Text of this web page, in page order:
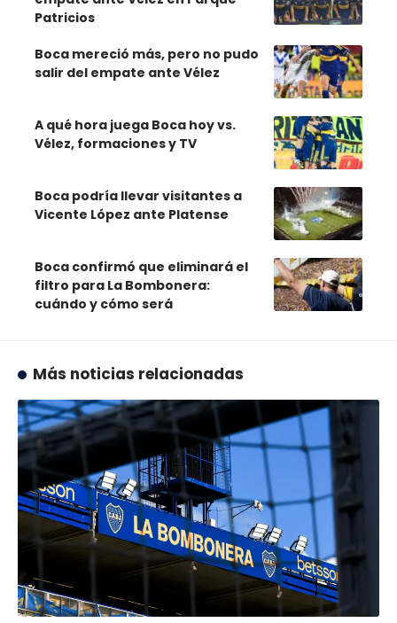
Patricios
Boca mereció más, pero no pudo
salir del empate ante Vélez
A qué hora juega Boca hoy vs.
Vélez, formaciones y TV
Boca podría llevar visitantes a
Vicente López ante Platense
Boca confirmó que eliminará el
filtro para La Bombonera:
cuándo y cómo será
Más noticias relacionadas